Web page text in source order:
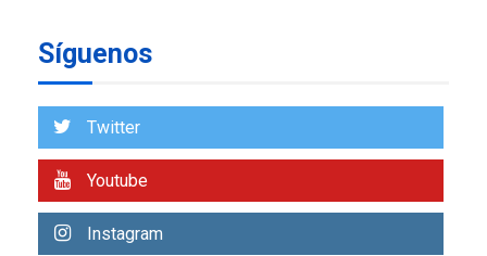
2
Argentina para despedir a
Síguenos
Twitter
Youtube
Instagram